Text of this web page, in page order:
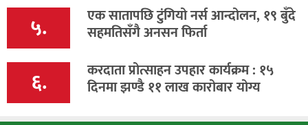
५. एक सातापछि टुंगियो नर्स आन्दोलन, १९ बुँदे
सहमतिसँगै अनसन फिर्ता
६. करदाता प्रोत्साहन उपहार कार्यक्रम : १५
दिनमा झण्डै ११ लाख कारोबार योग्य